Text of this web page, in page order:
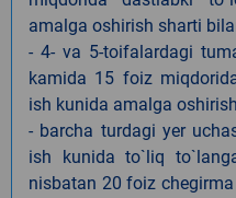
amalga oshirish sharti
- 4- va 5-toifalardagi
kamida 15 foiz
ish kunida amalga
- barcha turdagi yer
ish kunida to`liq
nisbatan 20 foiz